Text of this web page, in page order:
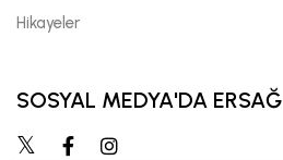
Hikayeler
SOSYAL MEDYA'DA ERSAĞ